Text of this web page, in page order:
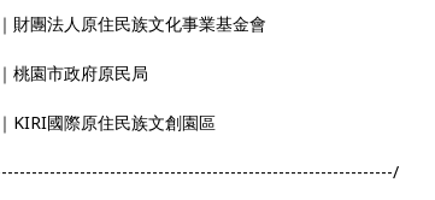
財團法人原住民族文化事業基金會
桃園市政府原民局
KIRI國際原住民族文創園區